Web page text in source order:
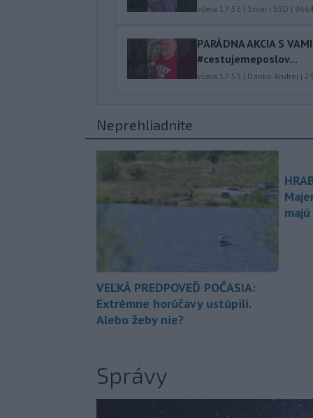
včera 17:56 | Smer - SSD | 9664
PARÁDNA AKCIA S
#cestujemeposlov...
včera 17:53 | Danko Andrej |
Neprehliadnite
VEĽKÁ PREDPOVEĎ POČASIA:
Extrémne horúčavy ustúpili.
Alebo žeby nie?
Správy